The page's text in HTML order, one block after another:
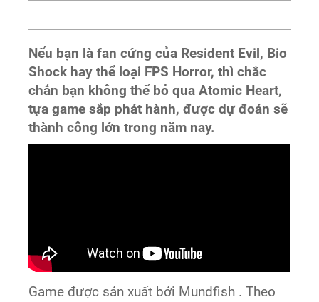
Nếu bạn là fan cứng của Resident Evil, Bio
Shock hay thể loại FPS Horror, thì chắc
chắn bạn không thể bỏ qua Atomic Heart,
tựa game sắp phát hành, được dự đoán sẽ
thành công lớn trong năm nay.
Game được sản xuất bởi Mundfish . Theo